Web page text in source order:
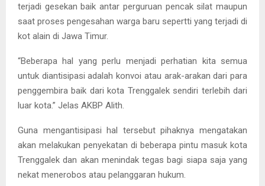
terjadi gesekan baik antar perguruan pencak silat maupun
saat proses pengesahan warga baru sepertti yang terjadi di
kot alain di Jawa Timur.
“Beberapa hal yang perlu menjadi perhatian kita semua
untuk diantisipasi adalah konvoi atau arak-arakan dari para
penggembira baik dari kota Trenggalek sendiri terlebih dari
luar kota.” Jelas AKBP Alith.
Guna mengantisipasi hal tersebut pihaknya mengatakan
akan melakukan penyekatan di beberapa pintu masuk kota
Trenggalek dan akan menindak tegas bagi siapa saja yang
nekat menerobos atau pelanggaran hukum.